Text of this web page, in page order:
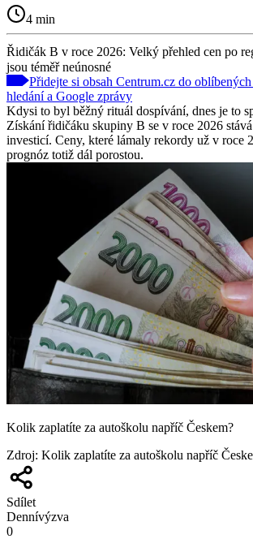
4 min
Řidičák B v roce 2026: Velký přehled cen po
jsou téměř neúnosné
Přidejte si obsah Centrum.cz do
hledání a Google zprávy
Kdysi to byl běžný rituál dospívání, dnes je to
Získání řidičáku skupiny B se v roce 2026
investicí. Ceny, které lámaly rekordy už v roce
prognóz totiž dál porostou.
Kolik zaplatíte za autoškolu napříč Českem?
Zdroj: Kolik zaplatíte za autoškolu napříč
Sdílet
Dennívýzva
0